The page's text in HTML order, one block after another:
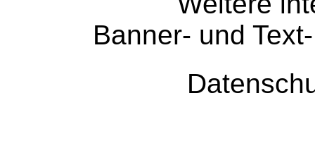
Banner- und